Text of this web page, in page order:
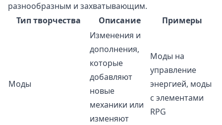
разнообразным и захватывающим.
Тип творчества
Описание Примеры
Моды
Изменения и
дополнения,
которые
добавляют
новые
механики или
изменяют
Моды на
управление
энергией, моды
с элементами
RPG